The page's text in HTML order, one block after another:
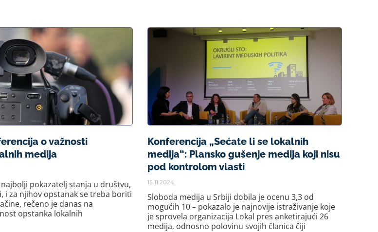
o važnosti
medija
pokazatelj stanja u društvu,
i za njihov opstanak se treba boriti
rečeno je danas na
opstanka lokalnih
Konferencija „Sećate li se lokalnih
medija“: Plansko gušenje medija koji nisu
pod kontrolom vlasti
15.11.2024.
Sloboda medija u Srbiji dobila je ocenu 3,3 od
mogućih 10 – pokazalo je najnovije istraživanje koje
je sprovela organizacija Lokal pres anketirajući 26
medija, odnosno polovinu svojih članica čiji